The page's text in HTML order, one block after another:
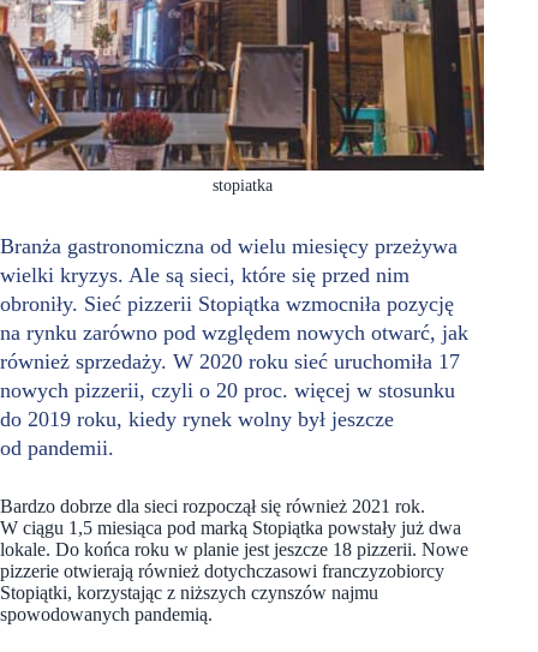
stopiatka
Branża gastronomiczna od wielu miesięcy przeżywa
wielki kryzys. Ale są sieci, które się przed nim
obroniły. Sieć pizzerii Stopiątka wzmocniła pozycję
na rynku zarówno pod względem nowych otwarć, jak
również sprzedaży. W 2020 roku sieć uruchomiła 17
nowych pizzerii, czyli o 20 proc. więcej w stosunku
do 2019 roku, kiedy rynek wolny był jeszcze
od pandemii.
Bardzo dobrze dla sieci rozpoczął się również 2021 rok.
W ciągu 1,5 miesiąca pod marką Stopiątka powstały już dwa
lokale. Do końca roku w planie jest jeszcze 18 pizzerii. Nowe
pizzerie otwierają również dotychczasowi franczyzobiorcy
Stopiątki, korzystając z niższych czynszów najmu
spowodowanych pandemią.